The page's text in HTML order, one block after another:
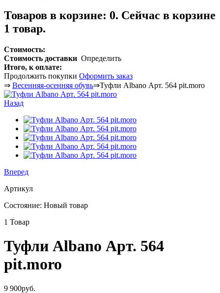
Товаров в корзине: 0. Сейчас в корзине
1 товар.
Стоимость:
Стоимость доставки Определить
Итого, к оплате:
Продолжить покупки Оформить заказ
⇒ Весенняя-осенняя обувь⇒Туфли Albano Арт. 564 pit.moro
Назад
Вперед
Артикул
Состояние: Новый товар
1 Товар
Туфли Albano Арт. 564
pit.moro
9 900руб.